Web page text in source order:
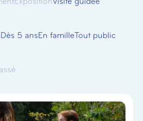
Dès 5 ansEn familleTout public